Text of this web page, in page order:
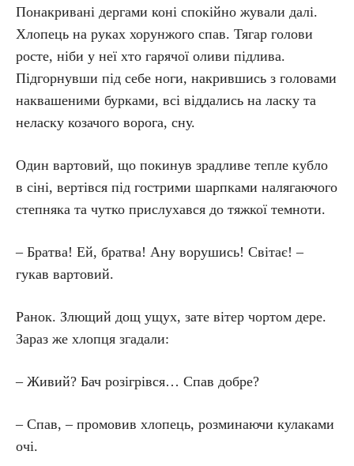
Понакривані дергами коні спокійно жували далі.
Хлопець на руках хорунжого спав. Тягар голови
росте, ніби у неї хто гарячої оливи підлива.
Підгорнувши під себе ноги, накрившись з головами
наквашеними бурками, всі віддались на ласку та
неласку козачого ворога, сну.
Один вартовий, що покинув зрадливе тепле кубло
в сіні, вертівся під гострими шарпками налягаючого
степняка та чутко прислухався до тяжкої темноти.
– Братва! Ей, братва! Ану ворушись! Світає! –
гукав вартовий.
Ранок. Злющий дощ ущух, зате вітер чортом дере.
Зараз же хлопця згадали:
– Живий? Бач розігрівся… Спав добре?
– Спав, – промовив хлопець, розминаючи кулаками
очі.